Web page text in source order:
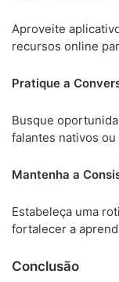
Aproveite
recursos online
Pratique a
Busque
falantes nativos
Mantenha a
Estabeleça uma
fortalecer a
Conclusão